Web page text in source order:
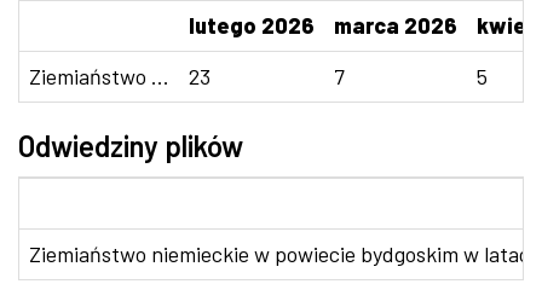
lutego 2026 marca 2026
Ziemiaństwo ...
23 7 5
Odwiedziny plików
Ziemiaństwo niemieckie w powiecie bydgoskim w